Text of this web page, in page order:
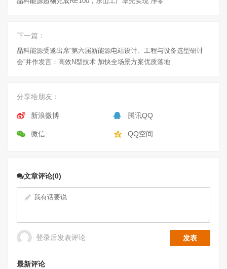
下一篇：
晶科能源受邀出席“第六届新能源电站设计、工程与设备选型研讨
会”并作发言：高效N型技术 加快全场景方案优质落地
分享给朋友：
新浪微博 腾讯QQ
微信 QQ空间
文章评论(0)
登录后发表评论
最新评论